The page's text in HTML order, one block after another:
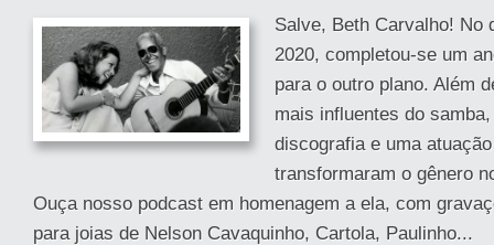
Salve, Beth Carvalho! No
2020, completou-se um
para o outro plano. Além
mais influentes do
discografia e uma
transformaram o gênero
Ouça nosso podcast em homenagem a ela, com
para joias de Nelson Cavaquinho, Cartola, Paulinho...